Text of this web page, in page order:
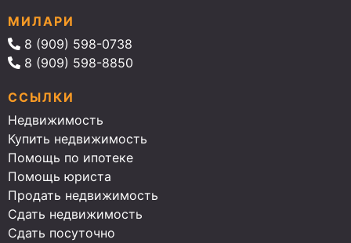
МИЛАРИ
8 (909) 598-0738
8 (909) 598-8850
ССЫЛКИ
Недвижимость
Купить недвижимость
Помощь по ипотеке
Помощь юриста
Продать недвижимость
Сдать недвижимость
Сдать посуточно